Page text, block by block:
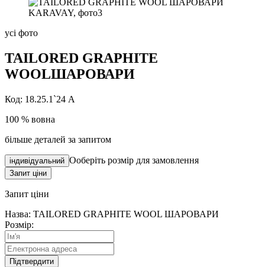
усі фото
TAILORED GRAPHITE
WOOLШАРОВАРИ
Код: 18.25.1`24 A
100 % вовна
більше деталей за запитом
індивідуальний Ооберіть розмір для замовлення
Запит ціни
Запит ціни
Назва: TAILORED GRAPHITE WOOL ШАРОВАРИ
Розмір:
Підтвердити